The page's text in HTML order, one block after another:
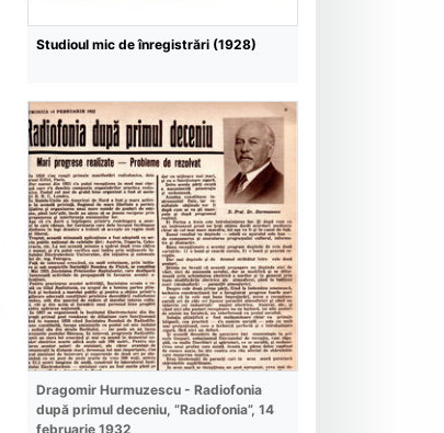
Studioul mic de înregistrări (1928)
Dragomir Hurmuzescu - Radiofonia
după primul deceniu, ”Radiofonia”, 14
februarie 1932